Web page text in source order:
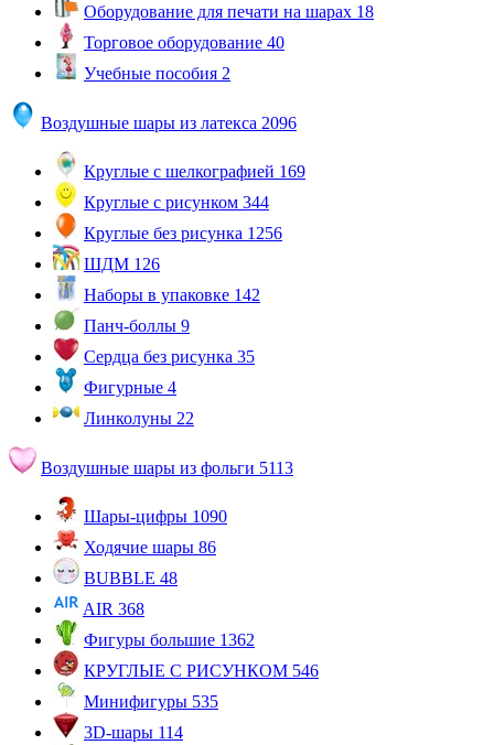
Оборудование для печати на шарах 18
Торговое оборудование 40
Учебные пособия 2
Воздушные шары из латекса 2096
Круглые с шелкографией 169
Круглые с рисунком 344
Круглые без рисунка 1256
ШДМ 126
Наборы в упаковке 142
Панч-боллы 9
Сердца без рисунка 35
Фигурные 4
Линколуны 22
Воздушные шары из фольги 5113
Шары-цифры 1090
Ходячие шары 86
BUBBLE 48
AIR 368
Фигуры большие 1362
КРУГЛЫЕ С РИСУНКОМ 546
Минифигуры 535
3D-шары 114